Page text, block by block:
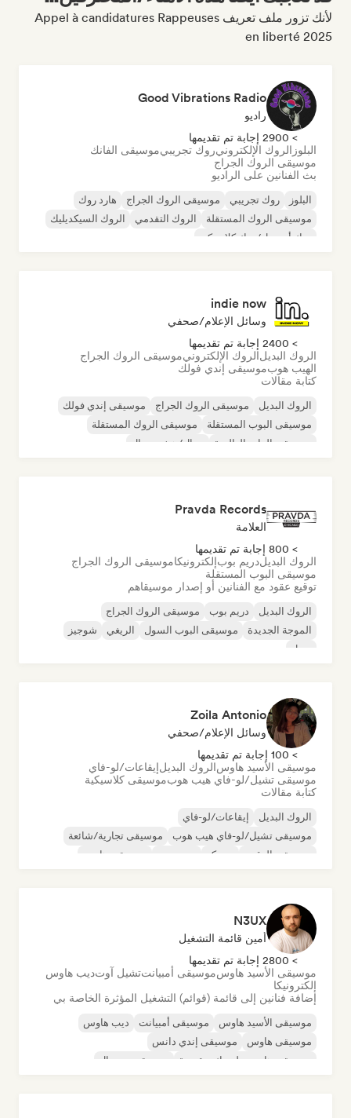
لأنك تزور ملف تعريف Appel à candidatures Rappeuses
en liberté 2025
Good Vibrations Radio
راديو
> 2900 إجابة تم تقديمها
البلوز الروك الإلكترونيروك تجريبيموسيقى الفانك
موسيقى الروك الجراج
بث الفنانين على الراديو
البلوز روك تجريبي موسيقى الروك الجراج
هارد روك
موسيقى الروك المستقلة
الروك التقدمي
الروك السيكديليك
روك أند رول/روك كلاسيكي
indie now
وسائل الإعلام/صحفي
> 2400 إجابة تم تقديمها
الروك البديلالروك الإلكترونيموسيقى الروك الجراج
الهيب هوبموسيقى إندي فولك
كتابة مقالات
الروك البديل موسيقى الروك الجراج
موسيقى إندي فولك
موسيقى البوب المستقلة
موسيقى الروك المستقلة
موسيقى الراب العالمية
ميتال/هيفي ميتال
Pravda Records
العلامة
> 800 إجابة تم تقديمها
الروك البديلدريم بوبإلكترونيكاموسيقى الروك الجراج
موسيقى البوب المستقلة
توقيع عقود مع الفنانين أو إصدار موسيقاهم
الروك البديل دريم بوب
موسيقى الروك الجراج
الموجة الجديدة
موسيقى البوب السول الريغي
شوجيز
سول
Zoila Antonio
وسائل الإعلام/صحفي
> 100 إجابة تم تقديمها
موسيقى الأسيد هاوسالروك البديلإيقاعات/لو-فاي
موسيقى تشيل/لو-فاي هيب هوبموسيقى كلاسيكية
كتابة مقالات
الروك البديل
إيقاعات/لو-فاي
موسيقى تشيل/لو-فاي هيب هوب
موسيقى تجارية/شائعة
موسيقى الرقص
ديسكو موسيقى هاوس
N3UX
أمين قائمة التشغيل
> 2800 إجابة تم تقديمها
موسيقى الأسيد هاوسموسيقى أمبيانتتشيل آوتديب هاوس
إلكترونيكا
إضافة فنانين إلى قائمة (قوائم) التشغيل المؤثرة الخاصة بي
موسيقى الأسيد هاوس موسيقى أمبيانت
ديب هاوس
موسيقى هاوس
موسيقى إندي دانس
موسيقى هاوس ملوديك وتقدمية
موسيقى مينيمال